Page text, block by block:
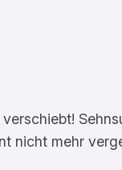
nicht mehr